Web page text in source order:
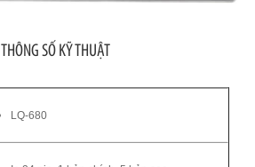
THÔNG SỐ KỸ THUẬT
LQ-680